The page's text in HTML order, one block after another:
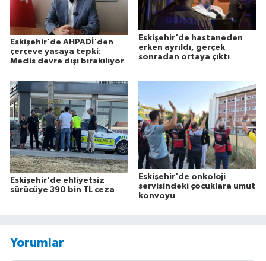
Eskişehir'de AHPADİ'den
çerçeve yasaya tepki:
Meclis devre dışı bırakılıyor
Eskişehir'de hastaneden
erken ayrıldı, gerçek
sonradan ortaya çıktı
Eskişehir'de ehliyetsiz
sürücüye 390 bin TL ceza
Eskişehir'de onkoloji
servisindeki çocuklara umut
konvoyu
Yorumlar